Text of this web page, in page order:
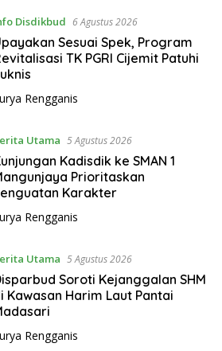
Disdikbud 6 Agustus 2026
Sesuai Spek, Program
TK PGRI Cijemit Patuhi
Rengganis
Utama 5 Agustus 2026
Kadisdik ke SMAN 1
Prioritaskan
Karakter
Rengganis
Utama 5 Agustus 2026
Soroti Kejanggalan SHM
Kawasan Harim Laut Pantai
Rengganis